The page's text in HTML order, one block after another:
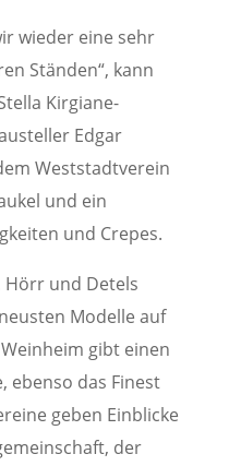
wieder eine sehr
Ständen“, kann
Kirgiane-
Edgar
Weststadtverein
und ein
und Crepes.
Hörr und Detels
Modelle auf
gibt einen
ebenso das Finest
geben Einblicke
der